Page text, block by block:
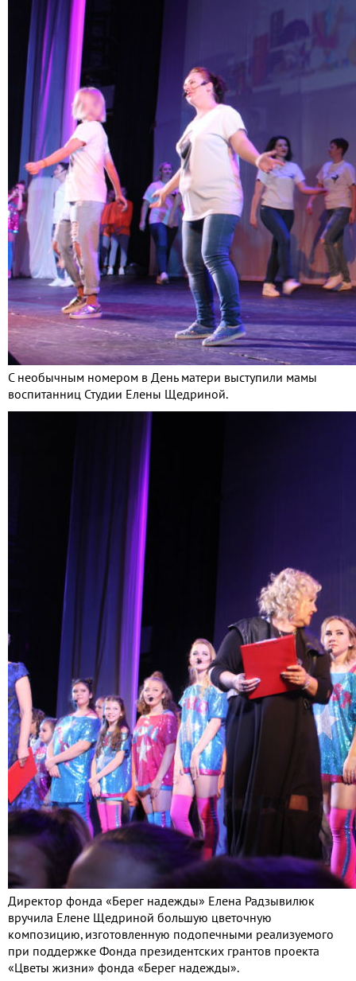
С необычным номером в День матери выступили мамы
воспитанниц Студии Елены Щедриной.
Директор фонда «Берег надежды» Елена Радзывилюк
вручила Елене Щедриной большую цветочную
композицию, изготовленную подопечными реализуемого
при поддержке Фонда президентских грантов проекта
«Цветы жизни» фонда «Берег надежды».